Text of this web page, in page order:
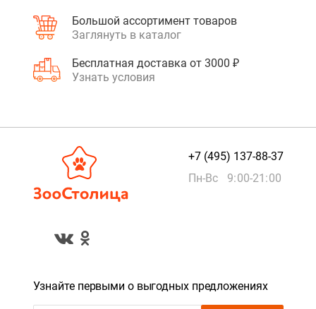
Большой ассортимент товаров
Заглянуть в каталог
Бесплатная доставка от 3000 ₽
Узнать условия
+7 (495) 137-88-37
Пн-Вс 9:00-21:00
Узнайте первыми о выгодных предложениях